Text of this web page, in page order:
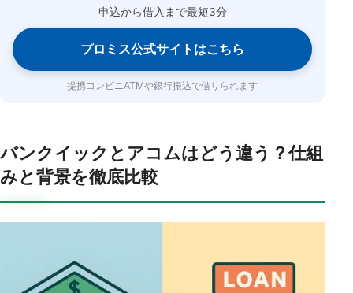
申込から借入まで最短3分
プロミス公式サイトはこちら
提携コンビニATMや銀行振込で借りられます
バンクイックとアコムはどう違う？仕組
みと背景を徹底比較